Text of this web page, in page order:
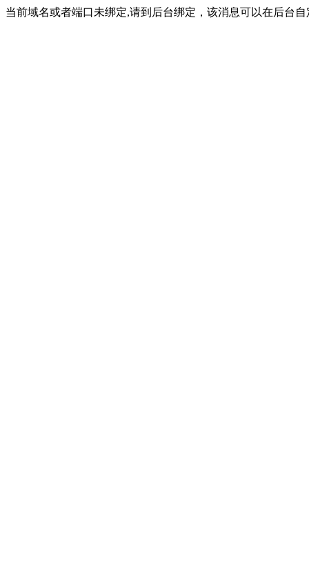
当前域名或者端口未绑定,请到后台绑定，该消息可以在后台自